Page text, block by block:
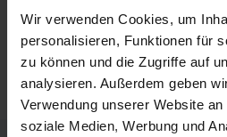
Wir verwenden Cookies, um
personalisieren, Funktionen für
zu können und die Zugriffe auf
analysieren. Außerdem geben
Verwendung unserer Website
soziale Medien, Werbung und
mail
RSS FEED